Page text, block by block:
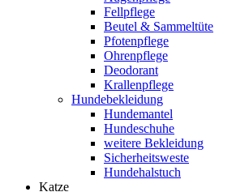
Fellpflege
Beutel & Sammeltüte
Pfotenpflege
Ohrenpflege
Deodorant
Krallenpflege
Hundebekleidung
Hundemantel
Hundeschuhe
weitere Bekleidung
Sicherheitsweste
Hundehalstuch
Katze